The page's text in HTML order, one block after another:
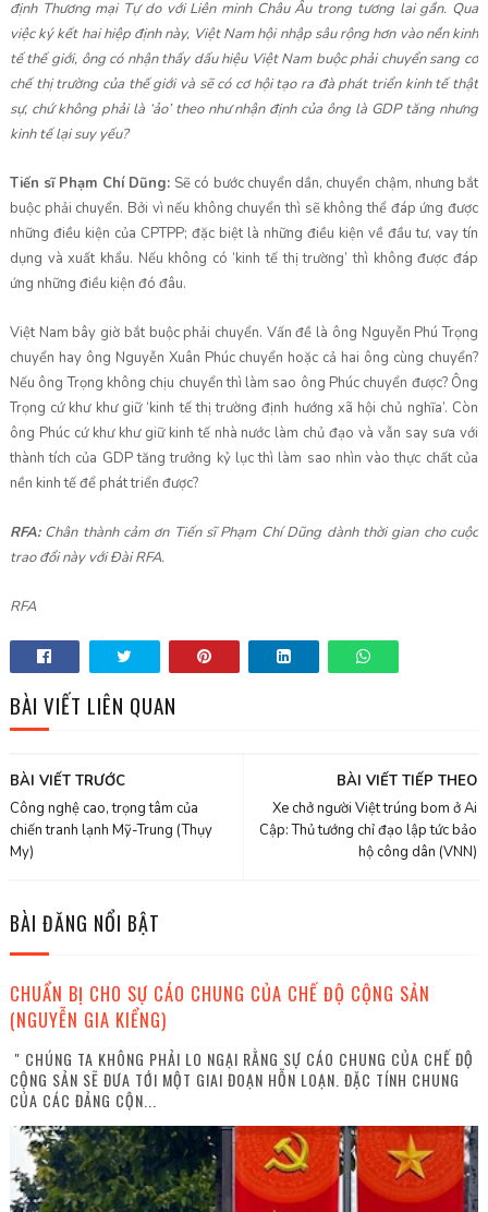
định Thương mại Tự do với Liên minh Châu Âu trong tương lai gần. Qua
việc ký kết hai hiệp định này, Việt Nam hội nhập sâu rộng hơn vào nền kinh
tế thế giới, ông có nhận thấy dấu hiệu Việt Nam buộc phải chuyển sang cơ
chế thị trường của thế giới và sẽ có cơ hội tạo ra đà phát triển kinh tế thật
sự, chứ không phải là ‘ảo’ theo như nhận định của ông là GDP tăng nhưng
kinh tế lại suy yếu?
Tiến sĩ Phạm Chí Dũng: Sẽ có bước chuyển dần, chuyển chậm, nhưng bắt
buộc phải chuyển. Bởi vì nếu không chuyển thì sẽ không thể đáp ứng được
những điều kiện của CPTPP; đặc biệt là những điều kiện về đầu tư, vay tín
dụng và xuất khẩu. Nếu không có ‘kinh tế thị trường’ thì không được đáp
ứng những điều kiện đó đâu.
Việt Nam bây giờ bắt buộc phải chuyển. Vấn đề là ông Nguyễn Phú Trọng
chuyển hay ông Nguyễn Xuân Phúc chuyển hoặc cả hai ông cùng chuyển?
Nếu ông Trọng không chịu chuyển thì làm sao ông Phúc chuyển được? Ông
Trọng cứ khư khư giữ ‘kinh tế thị trường định hướng xã hội chủ nghĩa’. Còn
ông Phúc cứ khư khư giữ kinh tế nhà nước làm chủ đạo và vẫn say sưa với
thành tích của GDP tăng trưởng kỷ lục thì làm sao nhìn vào thực chất của
nền kinh tế để phát triển được?
RFA:Chân thành cảm ơn Tiến sĩ Phạm Chí Dũng dành thời gian cho cuộc
trao đổi này với Đài RFA.
RFA
BÀI VIẾT LIÊN QUAN
BÀI VIẾT TIẾP THEO
Xe chở người Việt trúng bom ở Ai
Cập: Thủ tướng chỉ đạo lập tức bảo
hộ công dân (VNN)
BÀI VIẾT TRƯỚC
Công nghệ cao, trọng tâm của
chiến tranh lạnh Mỹ-Trung (Thụy
My)
BÀI ĐĂNG NỔI BẬT
CHUẨN BỊ CHO SỰ CÁO CHUNG CỦA CHẾ ĐỘ CỘNG SẢN
(NGUYỄN GIA KIỂNG)
" CHÚNG TA KHÔNG PHẢI LO NGẠI RẰNG SỰ CÁO CHUNG CỦA CHẾ ĐỘ
CỘNG SẢN SẼ ĐƯA TỚI MỘT GIAI ĐOẠN HỖN LOẠN. ĐẶC TÍNH CHUNG
CỦA CÁC ĐẢNG CỘN...